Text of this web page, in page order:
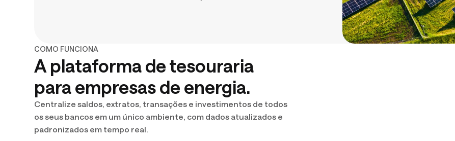
COMO FUNCIONA
A plataforma de tesouraria
para empresas de energia.
Centralize saldos, extratos, transações e investimentos de todos
os seus bancos em um único ambiente, com dados atualizados e
padronizados em tempo real.